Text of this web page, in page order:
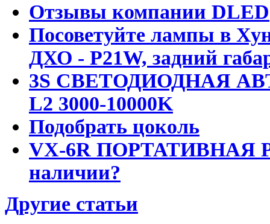
Отзывы компании DLED
Посоветуйте лампы в
ДХО - P21W, задний
3S СВЕТОДИОДНАЯ
L2 3000-10000K
Подобрать цоколь
VX-6R ПОРТАТИВНАЯ
наличии?
Другие статьи